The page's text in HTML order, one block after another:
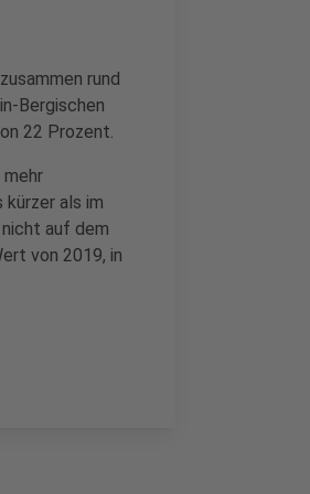
rund
Bergischen
22 Prozent.
mehr
als im
nicht auf dem
von 2019, in